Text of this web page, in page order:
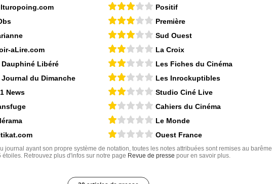
aLire.com
Dauphiné Libéré
Journal du Dimanche
News
Positif
Première
Sud Ouest
La Croix
Les Fiches du Cinéma
Les Inrockuptibles
Studio Ciné Live
Cahiers du Cinéma
Le Monde
Ouest France
journal ayant son propre système de notation, toutes les notes attribuées sont remises au barême
étoiles. Retrouvez plus d'infos sur notre page Revue de presse pour en savoir plus.